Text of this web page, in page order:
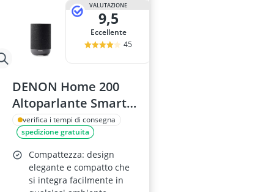
VALUTAZIONE
9,5
Eccellente
45
DENON Home 200
Altoparlante Smart
Wireless Nero con
Wi-Fi, Bluetooth,
Dolby Atmos Music,
HEOS, AirPlay 2 e
Audio Hi-Res
verifica i tempi di consegna
spedizione gratuita
Compattezza: design
elegante e compatto che
si integra facilmente in